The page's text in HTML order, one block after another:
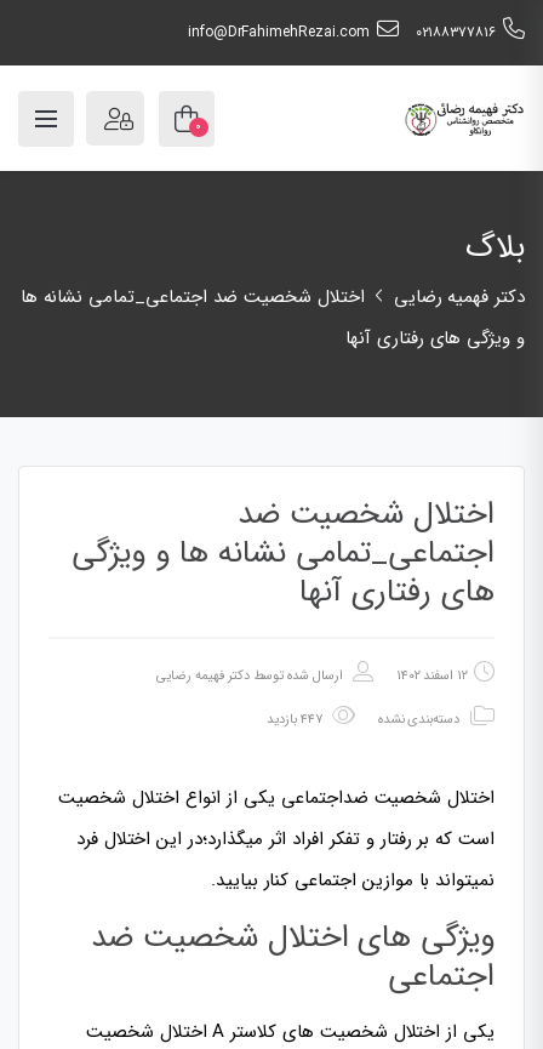
٠٢١٨٨٣٧٧٨١٦ info@DrFahimehRezai.com
۰
بلاگ
دکتر فهمیه رضایی
اختلال شخصیت ضد اجتماعی_تمامی نشانه ها
و ویژگی های رفتاری آنها
اختلال شخصیت ضد
اجتماعی_تمامی نشانه ها و ویژگی
های رفتاری آنها
۱۲ اسفند ۱۴۰۲ ارسال شده توسطدکتر فهیمه رضایی
دسته‌بندی نشده ۴۴۷ بازدید
اختلال شخصیت ضداجتماعی یکی از انواع اختلال شخصیت
است که بر رفتار و تفکر افراد اثر میگذارد؛در این اختلال فرد
نمیتواند با موازین اجتماعی کنار بیایید.
ویژگی های اختلال شخصیت ضد
اجتماعی
یکی از اختلال شخصیت های کلاستر A اختلال شخصیت